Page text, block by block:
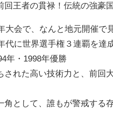
王者の貫禄！伝統の強豪
会で、なんと地元開催で
に世界選手権３連覇を達
年・1998年優勝
れた高い技術力と、前回
として、誰もが警戒する存